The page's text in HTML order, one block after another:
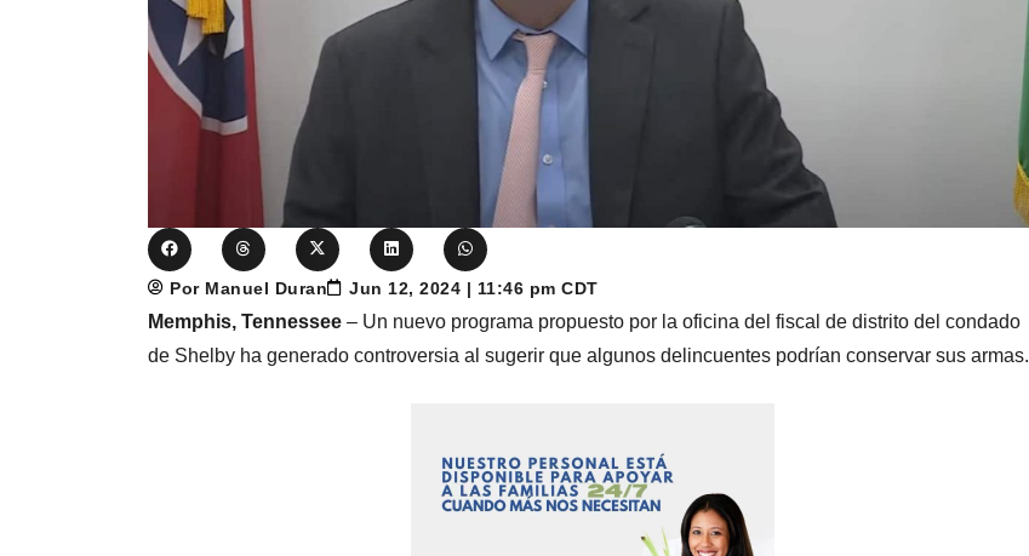
Por Manuel Duran Jun 12, 2024 | 11:46 pm CDT
Memphis, Tennessee – Un nuevo programa propuesto por la oficina del fiscal de distrito del condado
de Shelby ha generado controversia al sugerir que algunos delincuentes podrían conservar sus armas.